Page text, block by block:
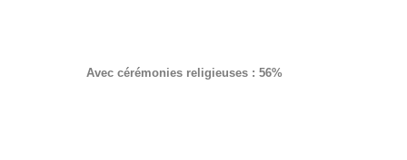
Avec cérémonies religieuses : 56%